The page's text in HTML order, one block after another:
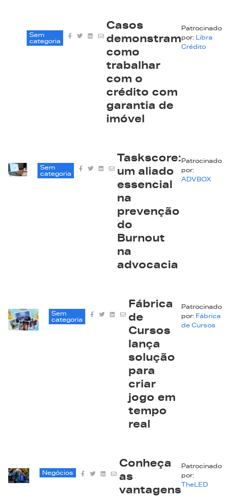
Sem
categoria
Casos
demonstram
como
trabalhar
com o
crédito com
garantia de
imóvel
Patrocinado
por: Libra
Crédito
Sem
categoria
Taskscore:
um aliado
essencial
na
prevenção
do
Burnout
na
advocacia
Patrocinado
por:
ADVBOX
Sem
categoria
Fábrica
de
Cursos
lança
solução
para
criar
jogo em
tempo
real
Patrocinado
por: Fábrica
de Cursos
Negócios
Conheça
as
vantagens
Patrocinado
por:
TheLED